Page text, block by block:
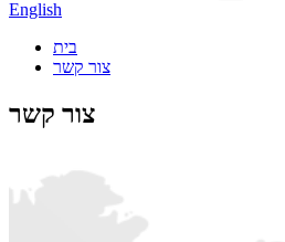
English
בית
צור קשר
צור קשר